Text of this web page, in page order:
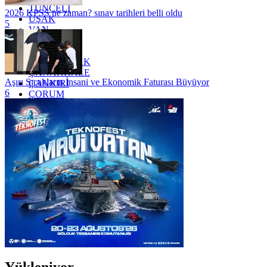
TUNCELİ
UŞAK
VAN
YALOVA
YOZGAT
ZONGULDAK
ÇANAKKALE
ÇANKIRI
ÇORUM
İSTANBUL
İZMİR
ŞANLIURFA
ŞIRNAK
2026 KPSS ne zaman? sınav tarihleri belli oldu
5
Aşırı Sıcakların İnsani ve Ekonomik Faturası Büyüyor
6